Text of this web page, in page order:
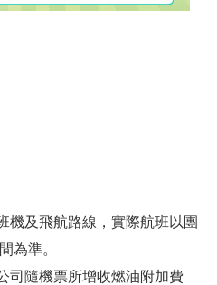
機及飛航路線，實際航班以團
為準。
司隨機票所增收燃油附加費